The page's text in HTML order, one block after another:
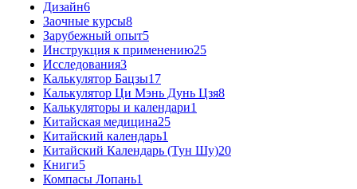
Дизайн6
Заочные курсы8
Зарубежный опыт5
Инструкция к применению25
Исследования3
Калькулятор Бацзы17
Калькулятор Ци Мэнь Дунь Цзя8
Калькуляторы и календари1
Китайская медицина25
Китайский календарь1
Китайский Календарь (Тун Шу)20
Книги5
Компасы Лопань1